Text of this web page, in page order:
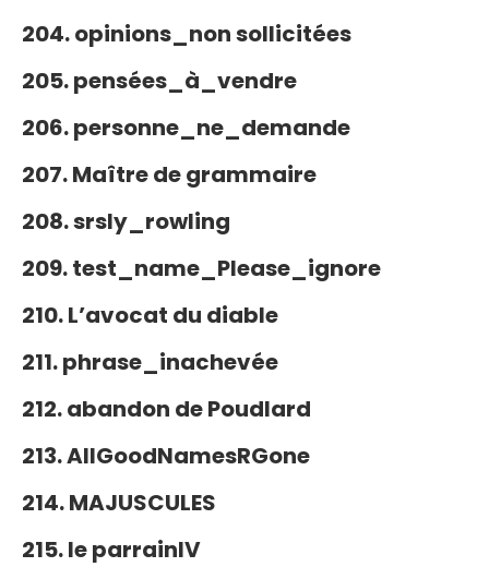
204. opinions_non sollicitées
205. pensées_à_vendre
206. personne_ne_demande
207. Maître de grammaire
208. srsly_rowling
209. test_name_Please_ignore
210. L’avocat du diable
211. phrase_inachevée
212. abandon de Poudlard
213. AllGoodNamesRGone
214. MAJUSCULES
215. le parrainIV